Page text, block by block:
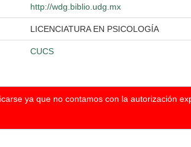
http://wdg.biblio.udg.mx
LICENCIATURA EN PSICOLOGÍA
CUCS
ya que no contamos con la autorización